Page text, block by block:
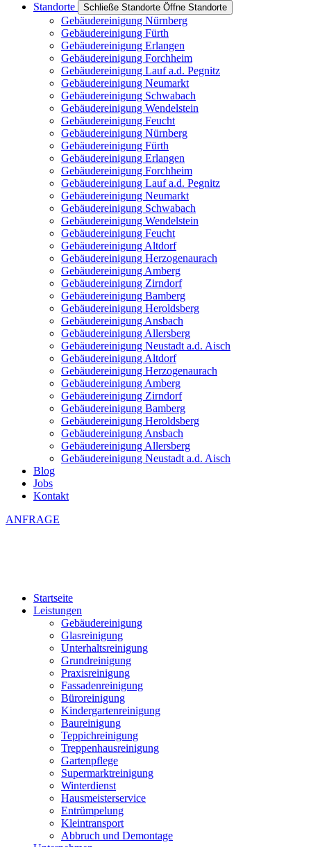
Standorte
Schließe Standorte Öffne Standorte
Gebäudereinigung Nürnberg
Gebäudereinigung Fürth
Gebäudereinigung Erlangen
Gebäudereinigung Forchheim
Gebäudereinigung Lauf a.d. Pegnitz
Gebäudereinigung Neumarkt
Gebäudereinigung Schwabach
Gebäudereinigung Wendelstein
Gebäudereinigung Feucht
Gebäudereinigung Nürnberg
Gebäudereinigung Fürth
Gebäudereinigung Erlangen
Gebäudereinigung Forchheim
Gebäudereinigung Lauf a.d. Pegnitz
Gebäudereinigung Neumarkt
Gebäudereinigung Schwabach
Gebäudereinigung Wendelstein
Gebäudereinigung Feucht
Gebäudereinigung Altdorf
Gebäudereinigung Herzogenaurach
Gebäudereinigung Amberg
Gebäudereinigung Zirndorf
Gebäudereinigung Bamberg
Gebäudereinigung Heroldsberg
Gebäudereinigung Ansbach
Gebäudereinigung Allersberg
Gebäudereinigung Neustadt a.d. Aisch
Gebäudereinigung Altdorf
Gebäudereinigung Herzogenaurach
Gebäudereinigung Amberg
Gebäudereinigung Zirndorf
Gebäudereinigung Bamberg
Gebäudereinigung Heroldsberg
Gebäudereinigung Ansbach
Gebäudereinigung Allersberg
Gebäudereinigung Neustadt a.d. Aisch
Blog
Jobs
Kontakt
ANFRAGE
Startseite
Leistungen
Gebäudereinigung
Glasreinigung
Unterhaltsreinigung
Grundreinigung
Praxisreinigung
Fassadenreinigung
Büroreinigung
Kindergartenreinigung
Baureinigung
Teppichreinigung
Treppenhausreinigung
Gartenpflege
Supermarktreinigung
Winterdienst
Hausmeisterservice
Entrümpelung
Kleintransport
Abbruch und Demontage